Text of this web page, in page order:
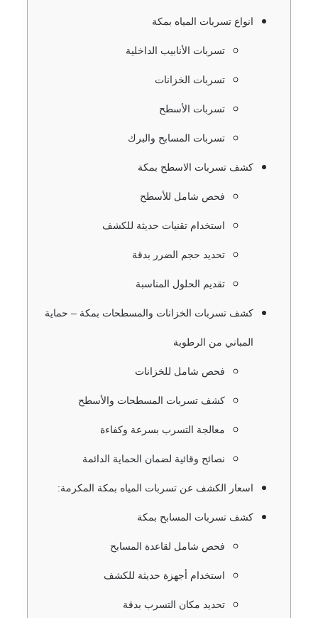
انواع تسربات المياه بمكة
تسربات الأنابيب الداخلية
تسربات الخزانات
تسربات الأسطح
تسربات المسابح والبرك
كشف تسربات الاسطح بمكة
فحص شامل للأسطح
استخدام تقنيات حديثة للكشف
تحديد حجم الضرر بدقة
تقديم الحلول المناسبة
كشف تسربات الخزانات والمسطحات بمكة – حماية
المباني من الرطوبة
فحص شامل للخزانات
كشف تسربات المسطحات والأسطح
معالجة التسرب بسرعة وكفاءة
نصائح وقائية لضمان الحماية الدائمة
اسعار الكشف عن تسربات المياه بمكة المكرمة:
كشف تسربات المسابح بمكة
فحص شامل لقاعدة المسابح
استخدام أجهزة حديثة للكشف
تحديد مكان التسرب بدقة